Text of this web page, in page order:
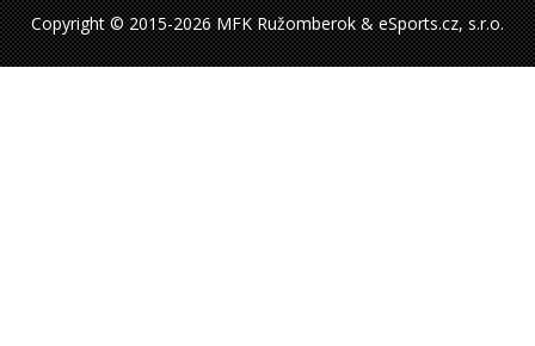
Copyright © 2015-2026 MFK Ružomberok & eSports.cz, s.r.o.